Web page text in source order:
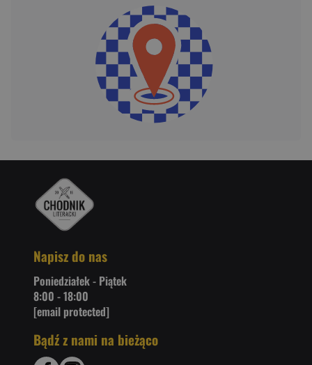
Napisz do nas
Poniedziałek - Piątek
8:00 - 18:00
[email protected]
Bądź z nami na bieżąco